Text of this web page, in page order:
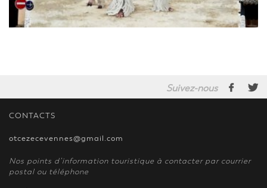
Suivez-nous
CONTACTS
otcezecevennes@gmail.com
Nos points d’information touristique à contacter par courrier
postal ou téléphone